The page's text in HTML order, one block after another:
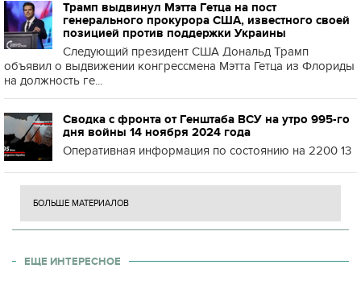
Трамп выдвинул Мэтта Гетца на пост
генерального прокурора США, известного своей
позицией против поддержки Украины
Следующий президент США Дональд Трамп
объявил о выдвижении конгрессмена Мэтта Гетца из Флориды
на должность ге...
Сводка с фронта от Генштаба ВСУ на утро 995-го
дня войны 14 ноября 2024 года
Оперативная информация по состоянию на 2200 13
БОЛЬШЕ МАТЕРИАЛОВ
ЕЩЕ ИНТЕРЕСНОЕ